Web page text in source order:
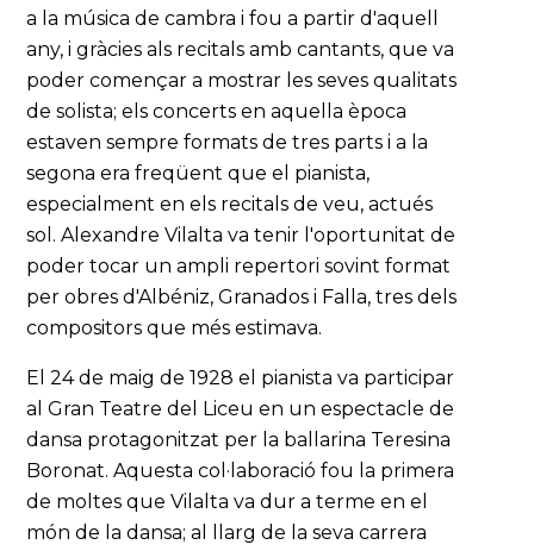
a la música de cambra i fou a partir d'aquell
any, i gràcies als recitals amb cantants, que va
poder començar a mostrar les seves qualitats
de solista; els concerts en aquella època
estaven sempre formats de tres parts i a la
segona era freqüent que el pianista,
especialment en els recitals de veu, actués
sol. Alexandre Vilalta va tenir l'oportunitat de
poder tocar un ampli repertori sovint format
per obres d'Albéniz, Granados i Falla, tres dels
compositors que més estimava.
El 24 de maig de 1928 el pianista va participar
al Gran Teatre del Liceu en un espectacle de
dansa protagonitzat per la ballarina Teresina
Boronat. Aquesta col·laboració fou la primera
de moltes que Vilalta va dur a terme en el
món de la dansa; al llarg de la seva carrera